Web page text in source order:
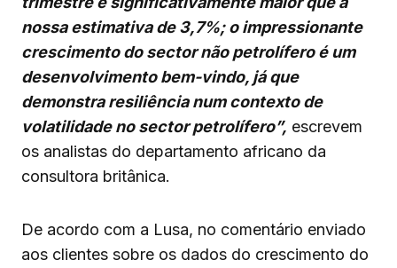
nossa estimativa de 3,7%; o impressionante
crescimento do sector não petrolífero é um
desenvolvimento bem-vindo, já que
demonstra resiliência num contexto de
volatilidade no sector petrolífero”, escrevem
os analistas do departamento africano da
consultora britânica.
De acordo com a Lusa, no comentário enviado
aos clientes sobre os dados do crescimento do